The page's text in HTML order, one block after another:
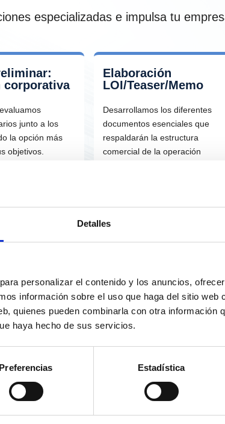
Detalles
personalizar el contenido y los anuncios,
información sobre el uso que haga del sitio web
quienes pueden combinarla con otra información
haya hecho de sus servicios.
Preferencias Estadística
especializadas e impulsa tu
corporativa
junto a los
la opción más
objetivos.
Elaboración
LOI/Teaser/Memo
Desarrollamos los diferentes
documentos esenciales que
respaldarán la estructura
comercial de la operación
Memorándum de Información.
el
Compra-
los objetivos de la
Asesoramiento sobre
Reinversión y
Plusvalías de la
Operación
tener una nueva tarea: el decidir
cómo aprovechar esos recursos
financieros de la manera más
eficiente.